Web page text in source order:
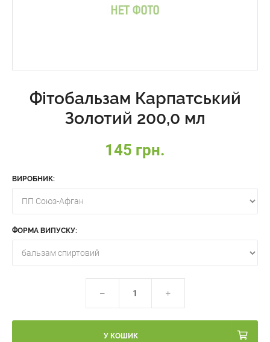
Фітобальзам Карпатський
Золотий 200,0 мл
145 грн.
ВИРОБНИК:
ФОРМА ВИПУСКУ:
У КОШИК